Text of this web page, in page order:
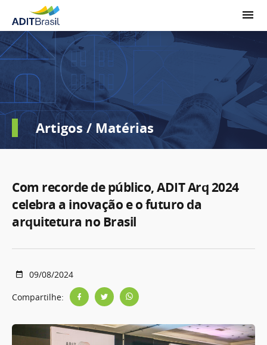
Artigos / Matérias
Com recorde de público, ADIT Arq 2024
celebra a inovação e o futuro da
arquitetura no Brasil
09/08/2024
Compartilhe: